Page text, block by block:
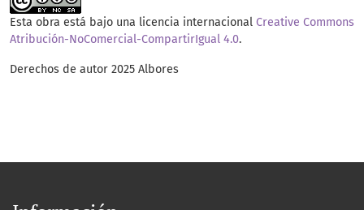
Esta obra está bajo una licencia internacional Creative Commons
Atribución-NoComercial-CompartirIgual 4.0.
Derechos de autor 2025 Albores